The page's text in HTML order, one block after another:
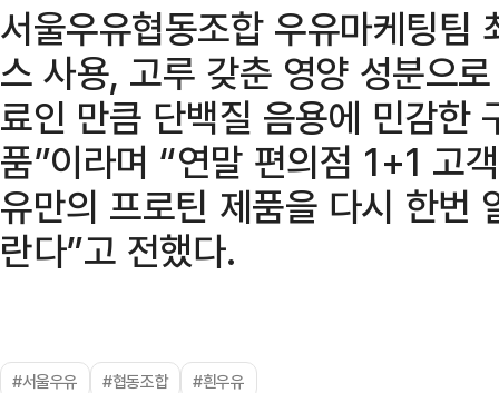
서울우유협동조합 우유마케팅
스 사용, 고루 갖춘 영양 성분으
료인 만큼 단백질 음용에 민감한
품”이라며 “연말 편의점 1+1 고
유만의 프로틴 제품을 다시 한번
란다”고 전했다.
#서울우유 #협동조합 #흰우유